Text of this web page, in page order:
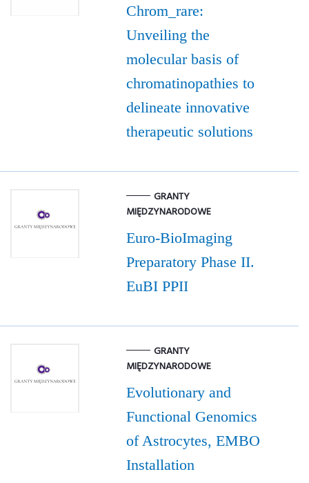
Chrom_rare:
Unveiling the
molecular basis of
chromatinopathies to
delineate innovative
therapeutic solutions
GRANTY
MIĘDZYNARODOWE
Euro-BioImaging
Preparatory Phase II.
EuBI PPII
GRANTY
MIĘDZYNARODOWE
Evolutionary and
Functional Genomics
of Astrocytes, EMBO
Installation